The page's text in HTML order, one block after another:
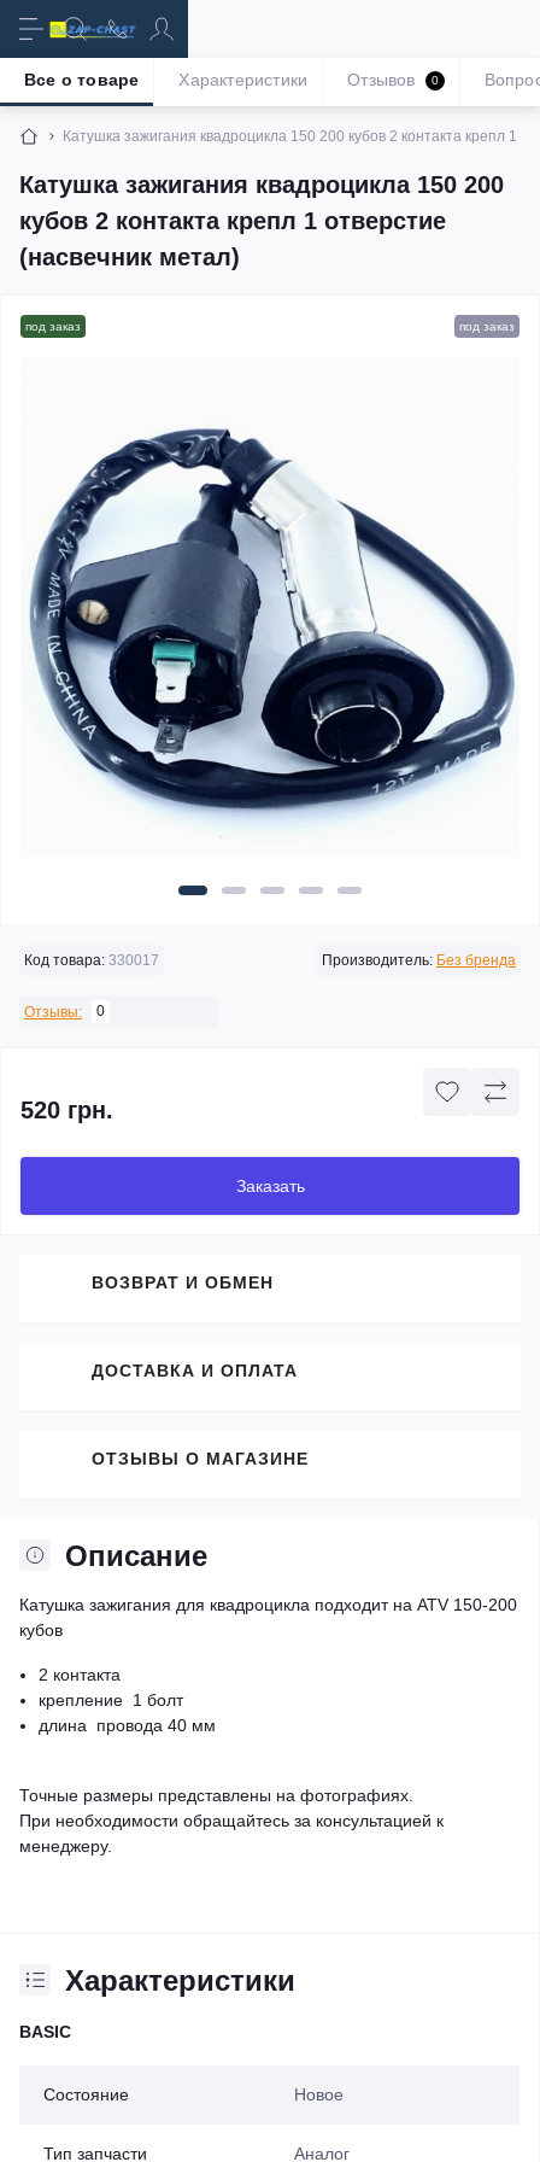
Катушка зажигания квадроцикла 150 200 кубов 2 контакта крепл 1
Катушка зажигания квадроцикла 150 200
кубов 2 контакта крепл 1 отверстие
(насвечник метал)
Все о товаре Характеристики Отзывов 0
под заказ под заказ
Код товара: 330017 Производитель: Без бренда
Отзывы: 0
520 грн.
Заказать
Описание
Катушка зажигания для квадроцикла подходит на ATV 150-200
кубов
2 контакта
крепление 1 болт
длина провода 40 мм
Точные размеры представлены на фотографиях.
При необходимости обращайтесь за консультацией к
менеджеру.
Характеристики
BASIC
Состояние Новое
Тип запчасти Аналог
ВОЗВРАТ И ОБМЕН
ДОСТАВКА И ОПЛАТА
ОТЗЫВЫ О МАГАЗИНЕ